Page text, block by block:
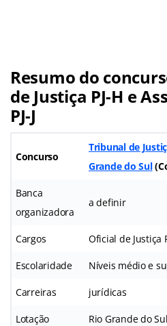
Resumo do
de Justiça PJ-H e
PJ-J
Concurso
Tribunal de
Grande do Sul(
Banca
organizadora
a definir
Cargos Oficial de Justiça
Escolaridade Níveis médio e
Carreiras jurídicas
Lotação Rio Grande do Sul